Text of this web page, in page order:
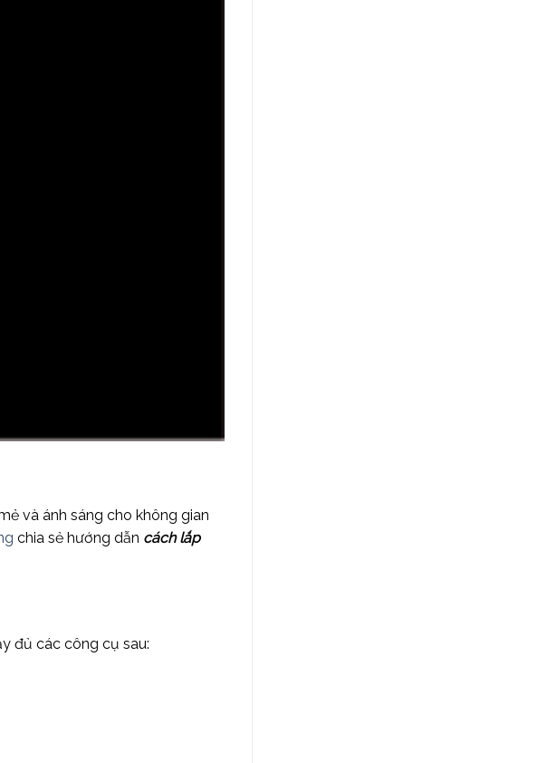
và ánh sáng cho không gian
chia sẻ hướng dẫn cách lắp
đủ các công cụ sau: